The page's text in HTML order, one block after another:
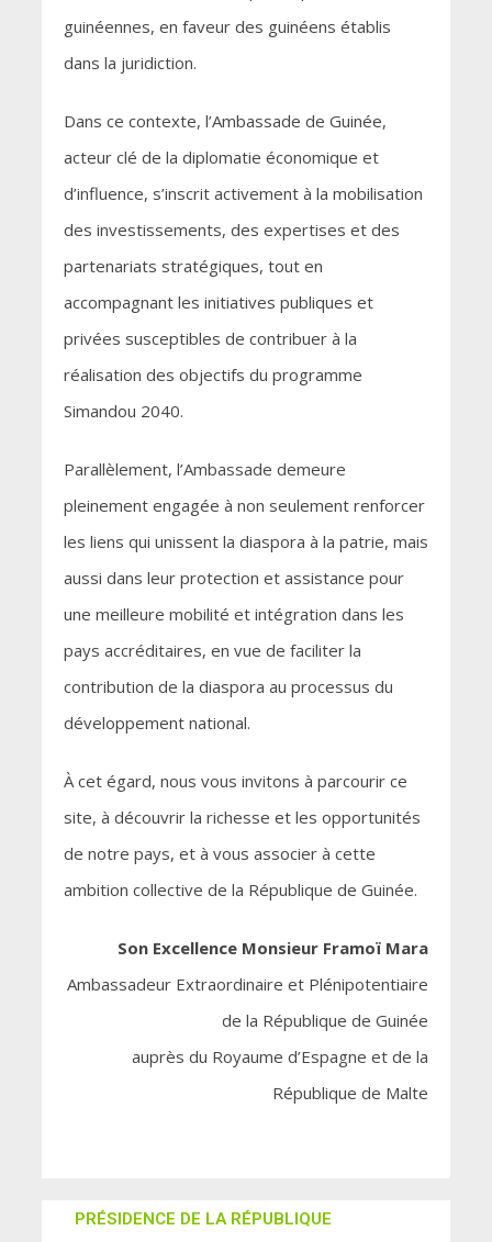
guinéennes, en faveur des guinéens établis
dans la juridiction.
Dans ce contexte, l’Ambassade de Guinée,
acteur clé de la diplomatie économique et
d’influence, s’inscrit activement à la mobilisation
des investissements, des expertises et des
partenariats stratégiques, tout en
accompagnant les initiatives publiques et
privées susceptibles de contribuer à la
réalisation des objectifs du programme
Simandou 2040.
Parallèlement, l’Ambassade demeure
pleinement engagée à non seulement renforcer
les liens qui unissent la diaspora à la patrie, mais
aussi dans leur protection et assistance pour
une meilleure mobilité et intégration dans les
pays accréditaires, en vue de faciliter la
contribution de la diaspora au processus du
développement national.
À cet égard, nous vous invitons à parcourir ce
site, à découvrir la richesse et les opportunités
de notre pays, et à vous associer à cette
ambition collective de la République de Guinée.
Son Excellence Monsieur Framoï Mara
Ambassadeur Extraordinaire et Plénipotentiaire
de la République de Guinée
auprès du Royaume d’Espagne et de la
République de Malte
PRÉSIDENCE DE LA RÉPUBLIQUE